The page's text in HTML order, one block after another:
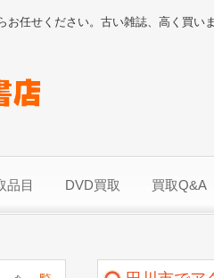
任せください。古い雑誌、高く買い
品目 DVD買取 買取Q&A